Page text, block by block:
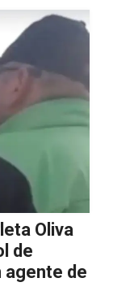
Oliva
de
agente de